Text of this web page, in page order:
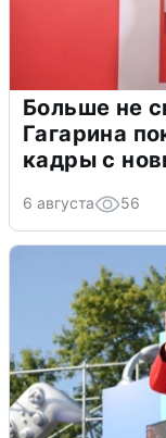
Больше не
Гагарина
кадры с
6 августа 56